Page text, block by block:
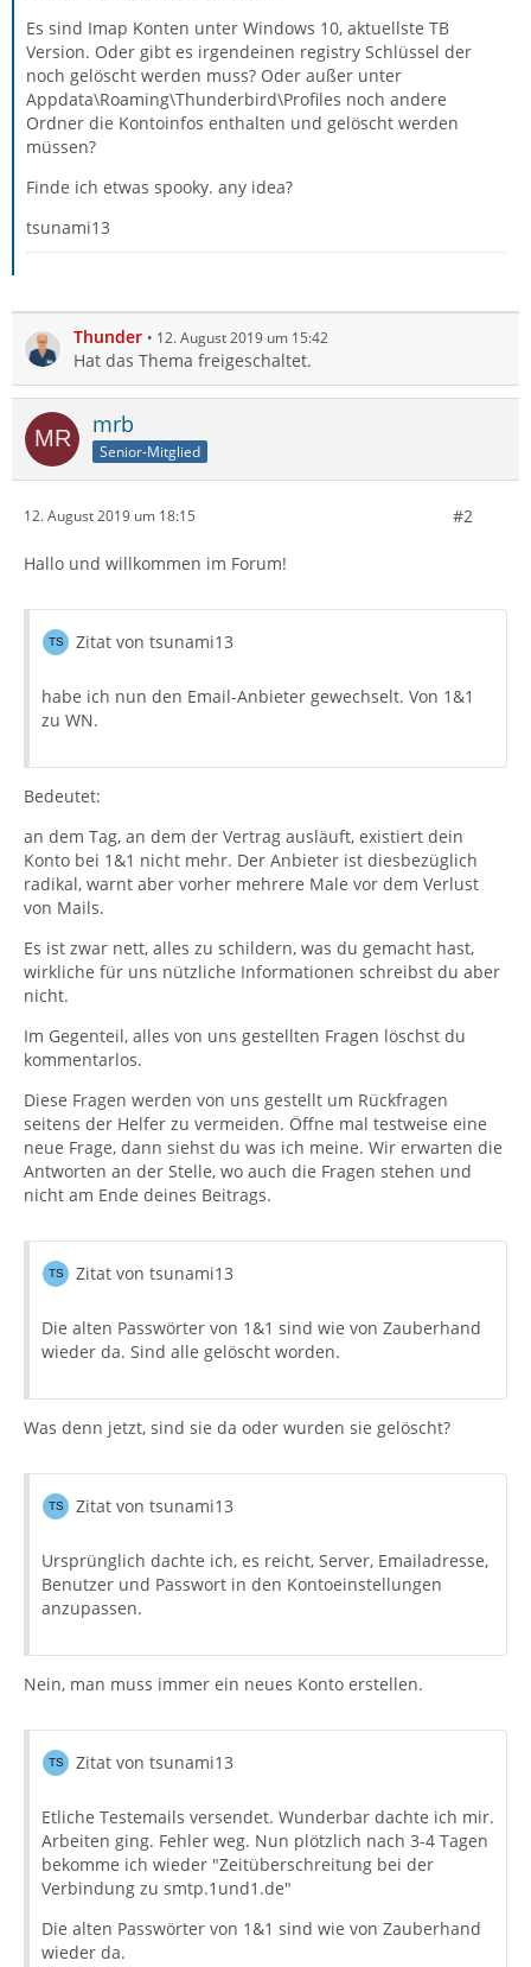
Es sind Imap Konten unter Windows 10, aktuellste TB
Version. Oder gibt es irgendeinen registry Schlüssel der
noch gelöscht werden muss? Oder außer unter
Appdata\Roaming\Thunderbird\Profiles noch andere
Ordner die Kontoinfos enthalten und gelöscht werden
müssen?
Finde ich etwas spooky. any idea?
tsunami13
Thunder 12. August 2019 um 15:42
Hat das Thema freigeschaltet.
mrb
Senior-Mitglied
12. August 2019 um 18:15 #2
Hallo und willkommen im Forum!
Zitat von tsunami13
habe ich nun den Email-Anbieter gewechselt. Von 1&1
zu WN.
Bedeutet:
an dem Tag, an dem der Vertrag ausläuft, existiert dein
Konto bei 1&1 nicht mehr. Der Anbieter ist diesbezüglich
radikal, warnt aber vorher mehrere Male vor dem Verlust
von Mails.
Es ist zwar nett, alles zu schildern, was du gemacht hast,
wirkliche für uns nützliche Informationen schreibst du aber
nicht.
Im Gegenteil, alles von uns gestellten Fragen löschst du
kommentarlos.
Diese Fragen werden von uns gestellt um Rückfragen
seitens der Helfer zu vermeiden. Öffne mal testweise eine
neue Frage, dann siehst du was ich meine. Wir erwarten die
Antworten an der Stelle, wo auch die Fragen stehen und
nicht am Ende deines Beitrags.
Zitat von tsunami13
Die alten Passwörter von 1&1 sind wie von Zauberhand
wieder da. Sind alle gelöscht worden.
Was denn jetzt, sind sie da oder wurden sie gelöscht?
Zitat von tsunami13
Ursprünglich dachte ich, es reicht, Server, Emailadresse,
Benutzer und Passwort in den Kontoeinstellungen
anzupassen.
Nein, man muss immer ein neues Konto erstellen.
Zitat von tsunami13
Etliche Testemails versendet. Wunderbar dachte ich mir.
Arbeiten ging. Fehler weg. Nun plötzlich nach 3-4 Tagen
bekomme ich wieder "Zeitüberschreitung bei der
Verbindung zu smtp.1und1.de"
Die alten Passwörter von 1&1 sind wie von Zauberhand
wieder da.